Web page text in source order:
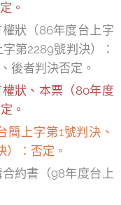
。
狀（86年度台上字
第2289號判決）：
後者判決否定。
狀、本票（80年度
。
上字第1號判決、
）：否定。
約書（98年度台上